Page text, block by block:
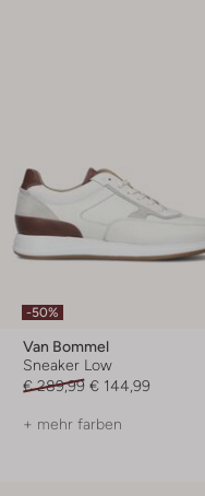
-50%
Van Bommel
Sneaker Low
€ 289,99 € 144,99
+ mehr farben